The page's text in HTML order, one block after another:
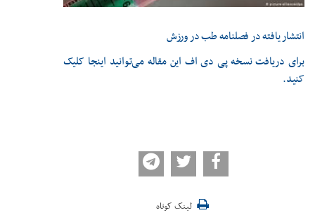
انتشار یافته در فصلنامه طب در ورزش
برای دریافت نسخه پی دی اف این مقاله می‌توانید اینجا کلیک
کنید.
لینک کوتاه